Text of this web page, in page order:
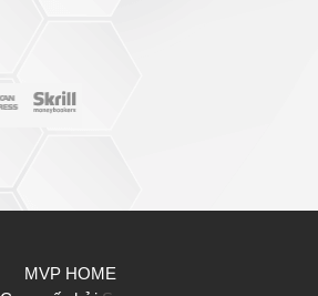
MVP HOME